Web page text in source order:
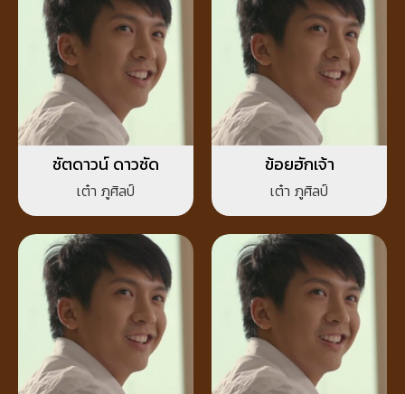
ชัตดาวน์ ดาวชัด
เต๋า ภูศิลป์
ข้อยฮักเจ้า
เต๋า ภูศิลป์